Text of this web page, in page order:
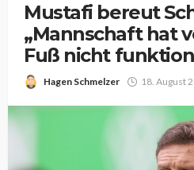
Mustafi bereut
„Mannschaft hat
Fuß nicht
Hagen Schmelzer 18. August